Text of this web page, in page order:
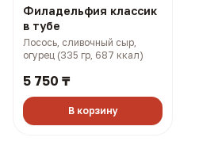
Филадельфия классик
в тубе
Лосось, сливочный сыр,
огурец (335 гр, 687 ккал)
5 750 ₸
В корзину